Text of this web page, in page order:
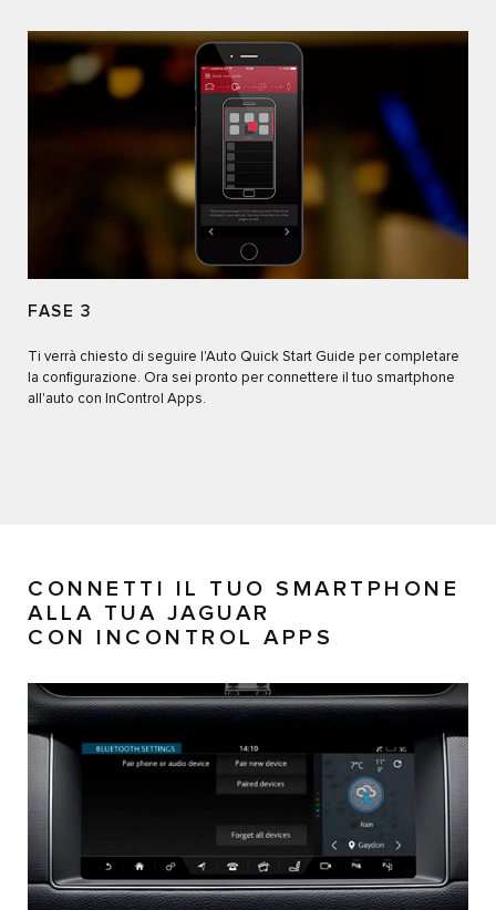
FASE 3
Ti verrà chiesto di seguire l'Auto Quick Start Guide per completare
la configurazione. Ora sei pronto per connettere il tuo smartphone
all'auto con InControl Apps.
CONNETTI IL TUO SMARTPHONE
ALLA TUA JAGUAR
CON INCONTROL APPS